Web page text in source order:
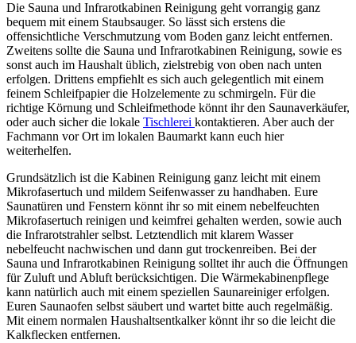
Die Sauna und Infrarotkabinen Reinigung geht vorrangig ganz
bequem mit einem Staubsauger. So lässt sich erstens die
offensichtliche Verschmutzung vom Boden ganz leicht entfernen.
Zweitens sollte die Sauna und Infrarotkabinen Reinigung, sowie es
sonst auch im Haushalt üblich, zielstrebig von oben nach unten
erfolgen. Drittens empfiehlt es sich auch gelegentlich mit einem
feinem Schleifpapier die Holzelemente zu schmirgeln. Für die
richtige Körnung und Schleifmethode könnt ihr den Saunaverkäufer,
oder auch sicher die lokale Tischlerei kontaktieren. Aber auch der
Fachmann vor Ort im lokalen Baumarkt kann euch hier
weiterhelfen.
Grundsätzlich ist die Kabinen Reinigung ganz leicht mit einem
Mikrofasertuch und mildem Seifenwasser zu handhaben. Eure
Saunatüren und Fenstern könnt ihr so mit einem nebelfeuchten
Mikrofasertuch reinigen und keimfrei gehalten werden, sowie auch
die Infrarotstrahler selbst. Letztendlich mit klarem Wasser
nebelfeucht nachwischen und dann gut trockenreiben. Bei der
Sauna und Infrarotkabinen Reinigung solltet ihr auch die Öffnungen
für Zuluft und Abluft berücksichtigen. Die Wärmekabinenpflege
kann natürlich auch mit einem speziellen Saunareiniger erfolgen.
Euren Saunaofen selbst säubert und wartet bitte auch regelmäßig.
Mit einem normalen Haushaltsentkalker könnt ihr so die leicht die
Kalkflecken entfernen.